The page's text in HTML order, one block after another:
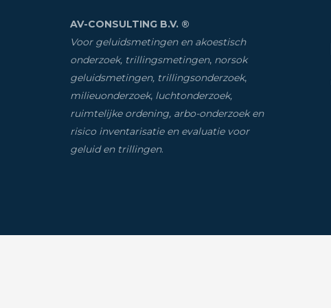
AV-CONSULTING B.V. ®
Voor geluidsmetingen en akoestisch
onderzoek, trillingsmetingen, norsok
geluidsmetingen, trillingsonderzoek,
milieuonderzoek, luchtonderzoek,
ruimtelijke ordening, arbo-onderzoek en
risico inventarisatie en evaluatie voor
geluid en trillingen.